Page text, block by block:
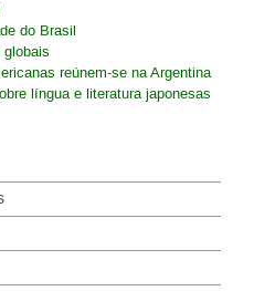
do Brasil
reúnem-se na Argentina
língua e literatura japonesas